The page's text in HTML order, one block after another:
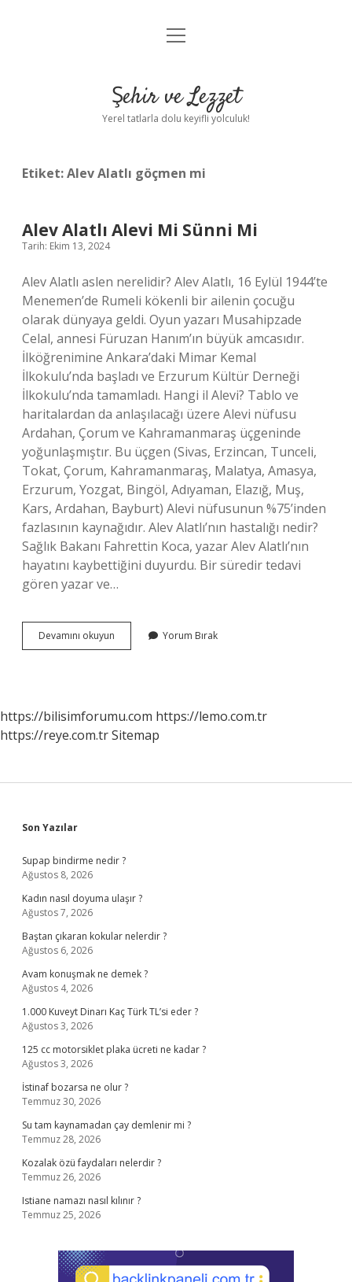
Anasayfa
Yasal Uyarı
menüyü
Şehir ve Lezzet
Yerel tatlarla dolu keyifli yolculuk!
Etiket:Alev Alatlı göçmen mi
Alev Alatlı Alevi Mi Sünni Mi
Tarih: Ekim 13, 2024
Alev Alatlı aslen nerelidir? Alev Alatlı, 16 Eylül 1944’te
Menemen’de Rumeli kökenli bir ailenin çocuğu
olarak dünyaya geldi. Oyun yazarı Musahipzade
Celal, annesi Füruzan Hanım’ın büyük amcasıdır.
İlköğrenimine Ankara’daki Mimar Kemal
İlkokulu’nda başladı ve Erzurum Kültür Derneği
İlkokulu’nda tamamladı. Hangi il Alevi? Tablo ve
haritalardan da anlaşılacağı üzere Alevi nüfusu
Ardahan, Çorum ve Kahramanmaraş üçgeninde
yoğunlaşmıştır. Bu üçgen (Sivas, Erzincan, Tunceli,
Tokat, Çorum, Kahramanmaraş, Malatya, Amasya,
Erzurum, Yozgat, Bingöl, Adıyaman, Elazığ, Muş,
Kars, Ardahan, Bayburt) Alevi nüfusunun %75’inden
fazlasının kaynağıdır. Alev Alatlı’nın hastalığı nedir?
Sağlık Bakanı Fahrettin Koca, yazar Alev Alatlı’nın
hayatını kaybettiğini duyurdu. Bir süredir tedavi
gören yazar ve…
Devamını okuyun
Alatlı
Yorum Bırak
https://bilisimforumu.com https://lemo.com.tr
https://reye.com.trSitemap
Sidebar
Son Yazılar
Supap bindirme nedir ?
Ağustos 8, 2026
Kadın nasıl doyuma ulaşır ?
Ağustos 7, 2026
Baştan çıkaran kokular nelerdir ?
Ağustos 6, 2026
Avam konuşmak ne demek ?
Ağustos 4, 2026
1.000 Kuveyt Dinarı Kaç Türk TL’si eder ?
Ağustos 3, 2026
125 cc motorsiklet plaka ücreti ne kadar ?
Ağustos 3, 2026
İstinaf bozarsa ne olur ?
Temmuz 30, 2026
Su tam kaynamadan çay demlenir mi ?
Temmuz 28, 2026
Kozalak özü faydaları nelerdir ?
Temmuz 26, 2026
Istiane namazı nasıl kılınır ?
Temmuz 25, 2026